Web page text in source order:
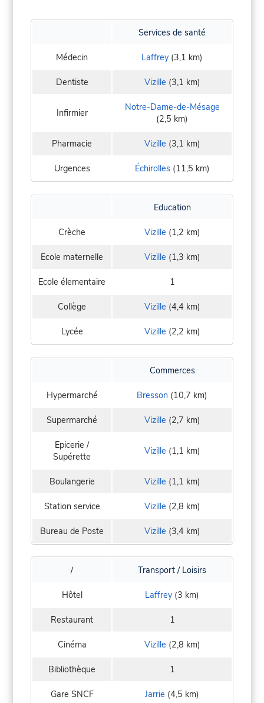
Services de santé
Médecin Laffrey (3,1 km)
Dentiste Vizille (3,1 km)
Infirmier
Notre-Dame-de-Mésage
(2,5 km)
Pharmacie Vizille (3,1 km)
Urgences Échirolles(11,5 km)
Education
Crèche Vizille (1,2 km)
Ecole maternelle Vizille (1,3 km)
Ecole élementaire 1
Collège Vizille (4,4 km)
Lycée Vizille (2,2 km)
Commerces
Hypermarché Bresson (10,7 km)
Supermarché Vizille (2,7 km)
Epicerie /
Supérette
Vizille (1,1 km)
Boulangerie Vizille (1,1 km)
Station service Vizille (2,8 km)
Bureau de Poste Vizille (3,4 km)
/ Transport / Loisirs
Hôtel Laffrey (3 km)
Restaurant 1
Cinéma Vizille (2,8 km)
Bibliothèque 1
Gare SNCF Jarrie (4,5 km)